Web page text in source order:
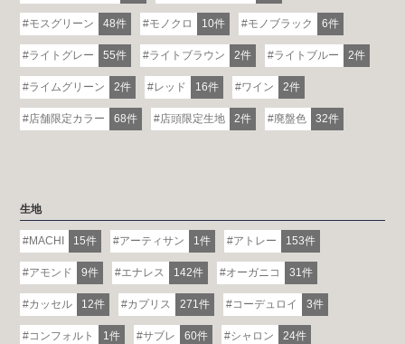
モスグリーン 48件 モノクロ 10件 モノブラック 6件
ライトグレー 55件 ライトブラウン 2件 ライトブルー 2件
ライムグリーン 2件 レッド 16件 ワイン 2件
店舗限定カラー 68件 店頭限定生地 2件 廃盤色 32件
生地
MACHI 15件 アーティサン 1件 アトレー 153件
アモンド 9件 エナレス 142件 オーガニコ 31件
カッセル 12件 カプリス 271件 コーデュロイ 3件
コンフォルト 1件 サブレ 60件 シャロン 24件